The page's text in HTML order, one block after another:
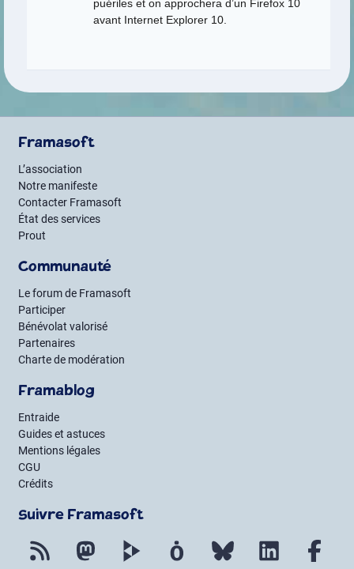
puériles et on approchera d’un Firefox 10
avant Internet Explorer 10.
Framasoft
L’association
Notre manifeste
Contacter Framasoft
État des services
Prout
Communauté
Le forum de Framasoft
Participer
Bénévolat valorisé
Partenaires
Charte de modération
Framablog
Entraide
Guides et astuces
Mentions légales
CGU
Crédits
Suivre Framasoft
Flux RSS Mastodon PeerTube Mobilizon Bluesky LinkedIn